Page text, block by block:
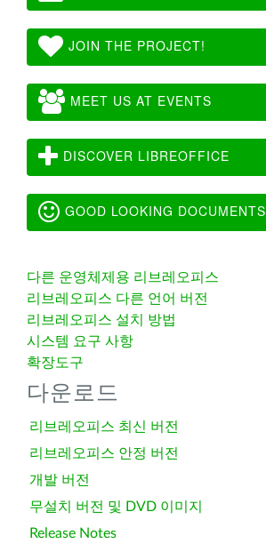
JOIN THE PROJECT!
MEET US AT EVENTS
DISCOVER LIBREOFFICE
GOOD LOOKING DOCUMENTS
다른 운영체제용 리브레오피스
리브레오피스 다른 언어 버전
리브레오피스 설치 방법
시스템 요구 사항
확장도구
다운로드
리브레오피스 최신 버전
리브레오피스 안정 버전
개발 버전
무설치 버전 및 DVD 이미지
Release Notes